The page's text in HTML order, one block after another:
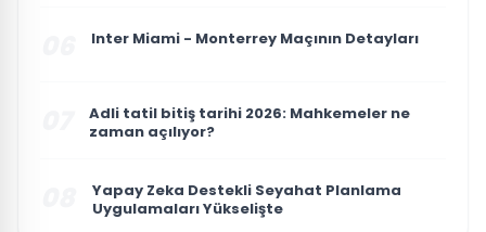
Inter Miami - Monterrey Maçının Detayları
Adli tatil bitiş tarihi 2026: Mahkemeler ne
zaman açılıyor?
Yapay Zeka Destekli Seyahat Planlama
Uygulamaları Yükselişte